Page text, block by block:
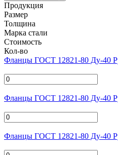
Продукция
Размер
Толщина
Марка стали
Стоимость
Кол-во
Фланцы ГОСТ 12821-80 Ду-40
Фланцы ГОСТ 12821-80 Ду-40
Фланцы ГОСТ 12821-80 Ду-40